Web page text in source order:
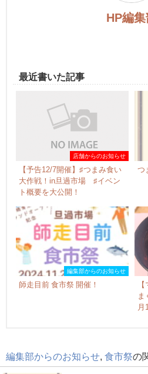
HP編集
最近書いた記事
店舗からのお知らせ
【予告12/7開催】♯つまみ食い
大作戦！in旦過市場 ♯イベン
ト概要を大公開！
つ
編集部からのお知らせ
師走目前 食市祭 開催！
ま
編集部からのお知らせ, 食市祭の